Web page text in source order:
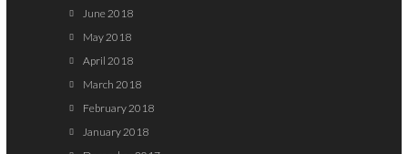
June 2018
May 2018
April 2018
March 2018
February 2018
January 2018